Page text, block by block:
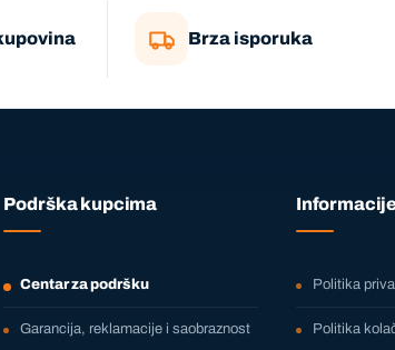
Brza isporuka
Podrška kupcima
Centar za podršku
Garancija, reklamacije i saobraznost
Politika
Politika